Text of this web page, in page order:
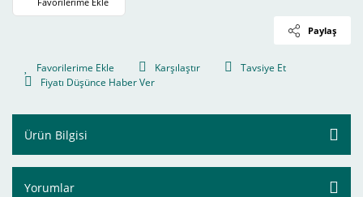
Paylaş
Karşılaştır
Tavsiye Et
Fiyatı Düşünce Haber Ver
Ürün Bilgisi
Yorumlar